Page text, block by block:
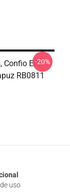
Confio Em
RB0811
-20%
uso